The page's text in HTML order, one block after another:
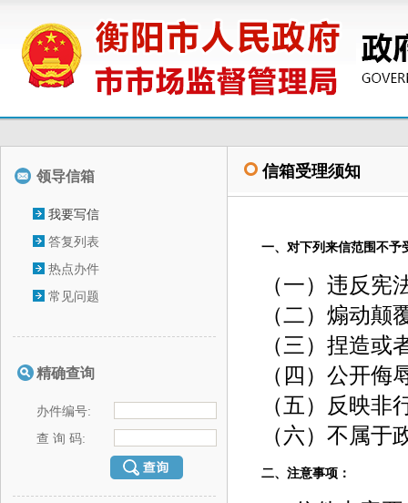
领导信箱
我要写信
答复列表
热点办件
常见问题
精确查询
办件编号:
查 询 码: